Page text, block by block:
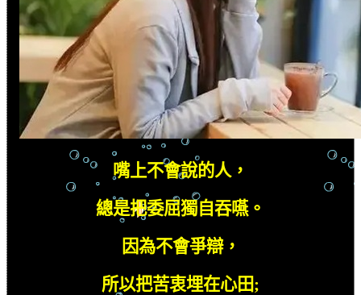
嘴上不會說的人，
總是把委屈獨自吞嚥。
因為不會爭辯，
所以把苦衷埋在心田;